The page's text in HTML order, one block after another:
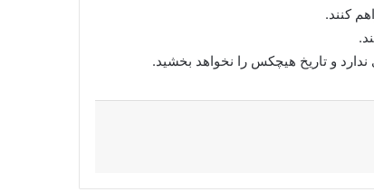
کنند.
و تاریخ هیچکس را نخواهد بخشید.